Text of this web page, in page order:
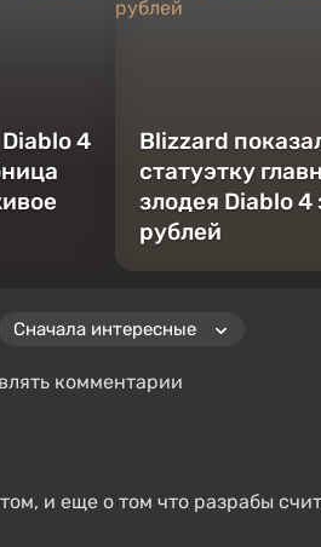
4
Blizzard
статуэтку
злодея Diablo 4
рублей
комментарии
и еще о том что разрабы